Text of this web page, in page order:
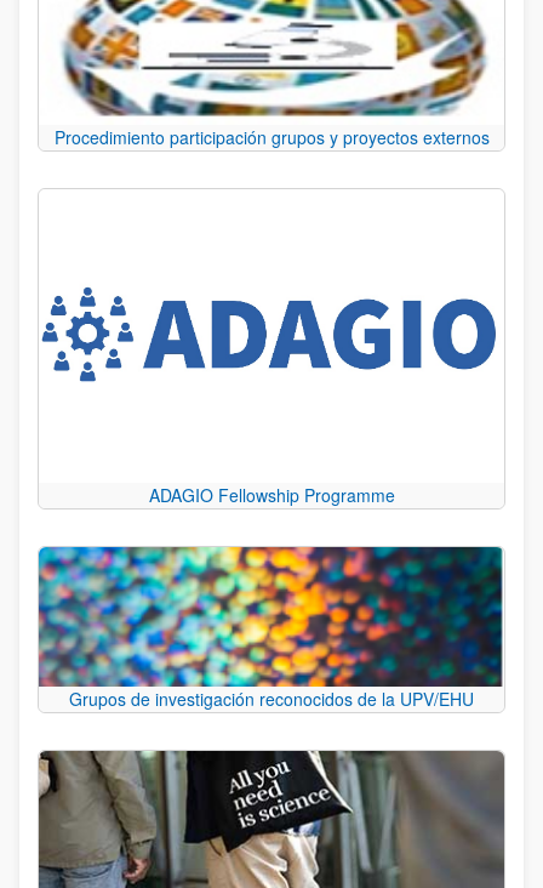
Procedimiento participación grupos y proyectos externos
ADAGIO Fellowship Programme
Grupos de investigación reconocidos de la UPV/EHU